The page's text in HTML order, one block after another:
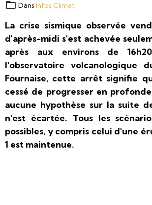
Dans Infos Climat
La crise sismique observée
d'après-midi s'est achevée
après aux environs de
l'observatoire volcanologique
Fournaise, cette arrêt signifie
cessé de progresser en
aucune hypothèse sur la suite
n'est écartée. Tous les
possibles, y compris celui d'une
1 est maintenue.